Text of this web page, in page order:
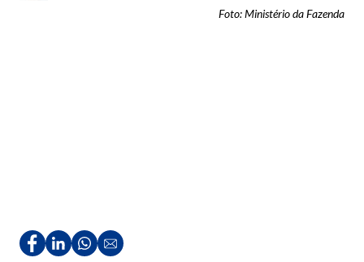
Foto: Ministério da Fazenda